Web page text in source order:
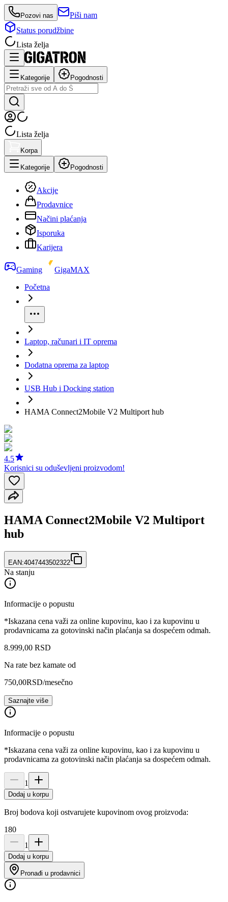
Pozovi nas
Piši nam
Status porudžbine
Lista želja
Kategorije Pogodnosti
Lista želja
Korpa
Kategorije Pogodnosti
Akcije
Prodavnice
Načini plaćanja
Isporuka
Karijera
Gaming
GigaMAX
Početna
Laptop, računari i IT oprema
Dodatna oprema za laptop
USB Hub i Docking station
HAMA Connect2Mobile V2 Multiport hub
4.5
Korisnici su oduševljeni proizvodom!
HAMA Connect2Mobile V2 Multiport
hub
EAN:4047443502322
Na stanju
Informacije o popustu
*Iskazana cena važi za online kupovinu, kao i za kupovinu u
prodavnicama za gotovinski način plaćanja sa dospećem odmah.
8.999,00 RSD
Na rate bez kamate od
750,00RSD/mesečno
Saznajte više
Informacije o popustu
*Iskazana cena važi za online kupovinu, kao i za kupovinu u
prodavnicama za gotovinski način plaćanja sa dospećem odmah.
1
Dodaj u korpu
Broj bodova koji ostvarujete kupovinom ovog proizvoda:
180
1
Dodaj u korpu
Pronađi u prodavnici